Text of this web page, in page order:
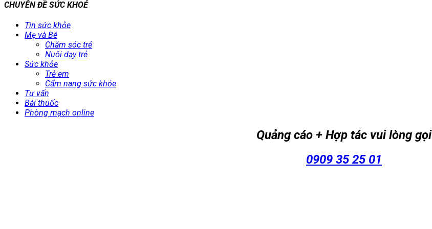
CHUYÊN ĐỀ SỨC KHOẺ
Tin sức khỏe
Mẹ và Bé
Chăm sóc trẻ
Nuôi dạy trẻ
Sức khỏe
Trẻ em
Cẩm nang sức khỏe
Tư vấn
Bài thuốc
Phòng mạch online
Quảng cáo + Hợp tác vui lòng gọi
0909 35 25 01